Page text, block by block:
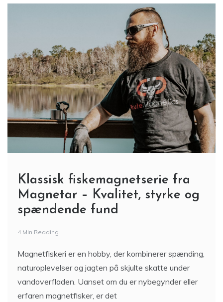
Klassisk fiskemagnetserie fra
Magnetar – Kvalitet, styrke og
spændende fund
4 Min Reading
Magnetfiskeri er en hobby, der kombinerer spænding,
naturoplevelser og jagten på skjulte skatte under
vandoverfladen. Uanset om du er nybegynder eller
erfaren magnetfisker, er det